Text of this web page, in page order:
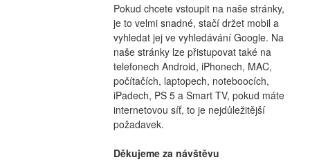
Pokud chcete vstoupit na naše stránky,
je to velmi snadné, stačí držet mobil a
vyhledat jej ve vyhledávání Google. Na
naše stránky lze přistupovat také na
telefonech Android, iPhonech, MAC,
počítačích, laptopech, noteboocích,
iPadech, PS 5 a Smart TV, pokud máte
internetovou síť, to je nejdůležitější
požadavek.
Děkujeme za návštěvu